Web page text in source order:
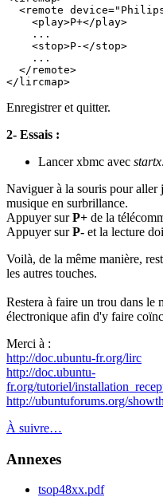
<remote
    <play>P+</play>
    ...
    <stop>P-</stop>
    ...
  </remote>
Enregistrer et quitter.
2- Essais :
Lancer xbmc avec startx.
Naviguer à la souris pour aller
musique en surbrillance.
Appuyer surP+ de la
Appuyer surP- et la lecture
Voilà, de la même manière,
les autres touches.
Restera à faire un trou dans le
électronique afin d'y faire
Merci à :
http://doc.ubuntu-fr.org/lirc
http://doc.ubuntu-
fr.org/tutoriel/
http://ubuntuforums.org/
À suivre…
Annexes
tsop48xx.pdf